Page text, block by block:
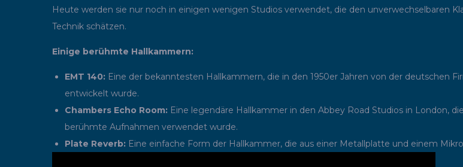
Heute werden sie nur noch in einigen wenigen Studios verwendet, die den unverwechselbaren
Technik schätzen.
Einige berühmte Hallkammern:
EMT 140: Eine der bekanntesten Hallkammern, die in den 1950er Jahren von der deutschen
entwickelt wurde.
Chambers Echo Room: Eine legendäre Hallkammer in den Abbey Road Studios in London,
berühmte Aufnahmen verwendet wurde.
Plate Reverb: Eine einfache Form der Hallkammer, die aus einer Metallplatte und einem